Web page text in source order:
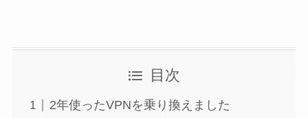
目次
2年使ったVPNを乗り換えました